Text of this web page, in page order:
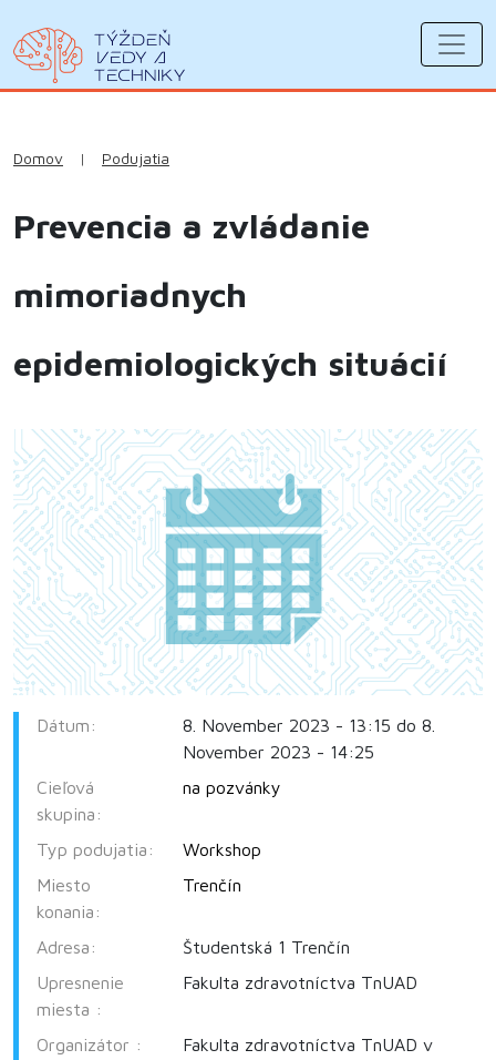
Domov | Podujatia
Prevencia a zvládanie
mimoriadnych
epidemiologických situácií
Dátum:
8. November 2023 - 13:15 do 8.
November 2023 - 14:25
Cieľová
skupina:
na pozvánky
Typ podujatia:
Workshop
Miesto
konania:
Trenčín
Adresa:
Študentská 1 Trenčín
Upresnenie
miesta :
Fakulta zdravotníctva TnUAD
Organizátor :
Fakulta zdravotníctva TnUAD v